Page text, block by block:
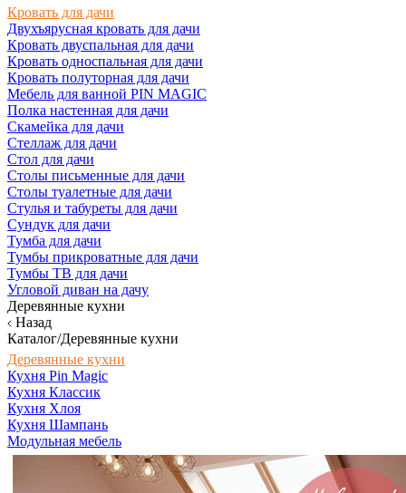
Кровать для дачи
Двухъярусная кровать для дачи
Кровать двуспальная для дачи
Кровать односпальная для дачи
Кровать полуторная для дачи
Мебель для ванной PIN MAGIC
Полка настенная для дачи
Скамейка для дачи
Стеллаж для дачи
Стол для дачи
Столы письменные для дачи
Столы туалетные для дачи
Стулья и табуреты для дачи
Сундук для дачи
Тумба для дачи
Тумбы прикроватные для дачи
Тумбы ТВ для дачи
Угловой диван на дачу
Деревянные кухни
Назад
Каталог/Деревянные кухни
Деревянные кухни
Кухня Pin Magic
Кухня Классик
Кухня Хлоя
Кухня Шампань
Модульная мебель